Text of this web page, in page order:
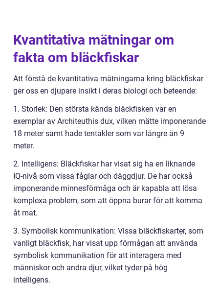
Kvantitativa mätningar om
fakta om bläckfiskar
Att förstå de kvantitativa mätningarna kring bläckfiskar
ger oss en djupare insikt i deras biologi och beteende:
1. Storlek: Den största kända bläckfisken var en
exemplar av Architeuthis dux, vilken mätte imponerande
18 meter samt hade tentakler som var längre än 9
meter.
2. Intelligens: Bläckfiskar har visat sig ha en liknande
IQ-nivå som vissa fåglar och däggdjur. De har också
imponerande minnesförmåga och är kapabla att lösa
komplexa problem, som att öppna burar för att komma
åt mat.
3. Symbolisk kommunikation: Vissa bläckfiskarter, som
vanligt bläckfisk, har visat upp förmågan att använda
symbolisk kommunikation för att interagera med
människor och andra djur, vilket tyder på hög
intelligens.